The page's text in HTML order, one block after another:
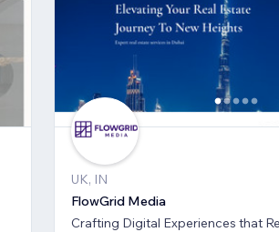
UK, IN
FlowGrid Media
Crafting Digital Experiences that